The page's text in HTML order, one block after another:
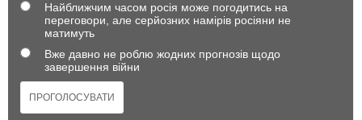
Найближчим часом росія може погодитись на
переговори, але серйозних намірів росіяни не
матимуть
Вже давно не роблю жодних прогнозів щодо
завершення війни